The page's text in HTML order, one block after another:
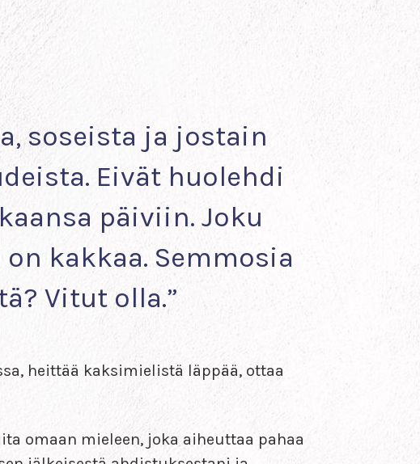
soseista ja jostain
Eivät huolehdi
päiviin. Joku
kakkaa. Semmosia
Vitut olla.”
heittää kaksimielistä läppää, ottaa
omaan mieleen, joka aiheuttaa pahaa